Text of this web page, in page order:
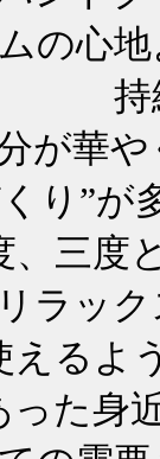
の心
が華
り”が
、三度
ラッ
えるよ
った身